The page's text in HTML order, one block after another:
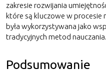
zakresie rozwijania
które są kluczowe w procesie
była wykorzystywana jako
tradycyjnych metod nauczania.
Podsumowanie